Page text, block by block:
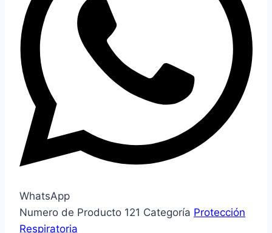
WhatsApp
Numero de Producto 121 Categoría Protección
Respiratoria